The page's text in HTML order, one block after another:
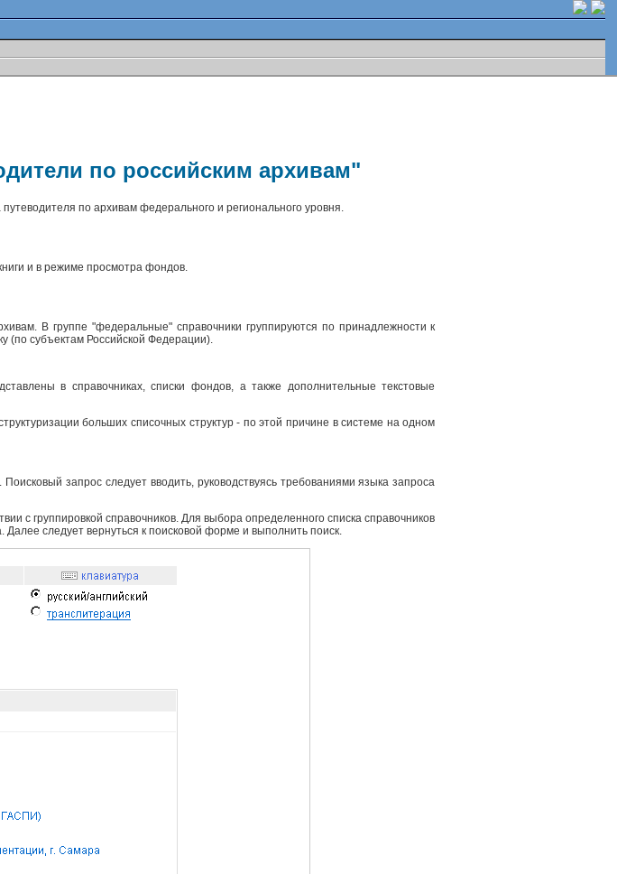
по российским архивам"
по архивам федерального и регионального уровня.
и в режиме просмотра фондов.
В группе "федеральные" справочники группируются по принадлежности к
(по субъектам Российской Федерации).
в справочниках, списки фондов, а также дополнительные текстовые
больших списочных структур - по этой причине в системе на одном
запрос следует вводить, руководствуясь требованиями языка запроса
с группировкой справочников. Для выбора определенного списка справочников
Далее следует вернуться к поисковой форме и выполнить поиск.